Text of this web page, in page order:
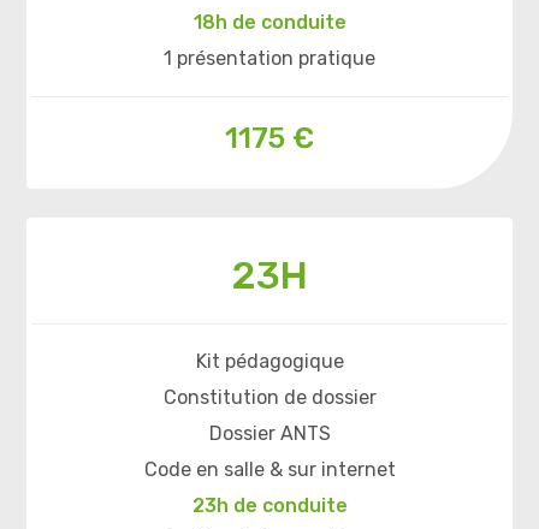
18h de conduite
1 présentation pratique
1175 €
23H
Kit pédagogique
Constitution de dossier
Dossier ANTS
Code en salle & sur internet
23h de conduite